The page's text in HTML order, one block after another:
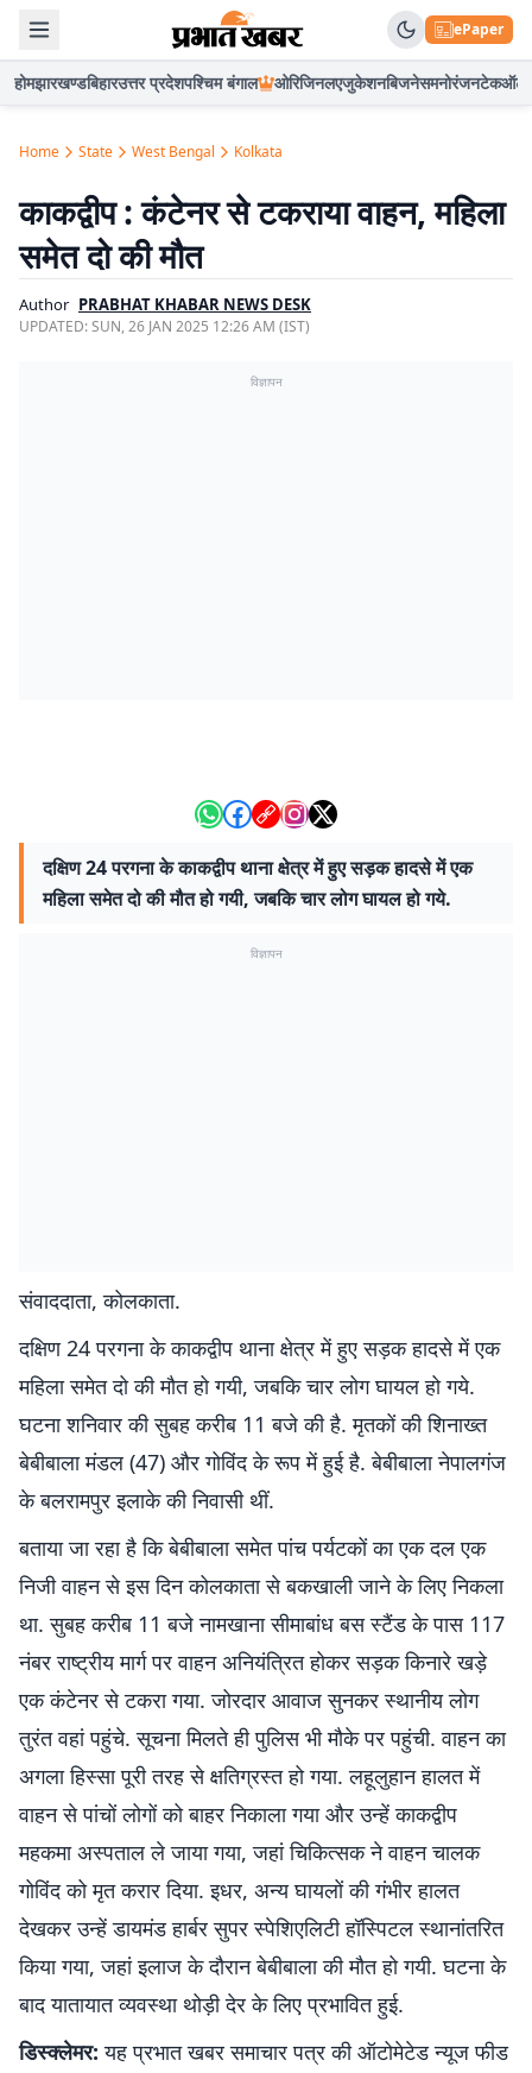
ePaper
होमझारखण्डबिहारउत्तर प्रदेशपश्चिम बंगाल ओरिजिनलएजुकेशनबिजनेसमनोरंजनटेकऑटो
Home State West Bengal Kolkata
काकद्वीप : कंटेनर से टकराया वाहन, महिला
समेत दो की मौत
Author PRABHAT KHABAR NEWS DESK
UPDATED:SUN, 26 JAN 2025 12:26 AM (IST)
विज्ञापन
दक्षिण 24 परगना के काकद्वीप थाना क्षेत्र में हुए सड़क हादसे में एक
महिला समेत दो की मौत हो गयी, जबकि चार लोग घायल हो गये.
विज्ञापन
संवाददाता, कोलकाता.
दक्षिण 24 परगना के काकद्वीप थाना क्षेत्र में हुए सड़क हादसे में एक
महिला समेत दो की मौत हो गयी, जबकि चार लोग घायल हो गये.
घटना शनिवार की सुबह करीब 11 बजे की है. मृतकों की शिनाख्त
बेबीबाला मंडल (47) और गोविंद के रूप में हुई है. बेबीबाला नेपालगंज
के बलरामपुर इलाके की निवासी थीं.
बताया जा रहा है कि बेबीबाला समेत पांच पर्यटकों का एक दल एक
निजी वाहन से इस दिन कोलकाता से बकखाली जाने के लिए निकला
था. सुबह करीब 11 बजे नामखाना सीमाबांध बस स्टैंड के पास 117
नंबर राष्ट्रीय मार्ग पर वाहन अनियंत्रित होकर सड़क किनारे खड़े
एक कंटेनर से टकरा गया. जोरदार आवाज सुनकर स्थानीय लोग
तुरंत वहां पहुंचे. सूचना मिलते ही पुलिस भी मौके पर पहुंची. वाहन का
अगला हिस्सा पूरी तरह से क्षतिग्रस्त हो गया. लहूलुहान हालत में
वाहन से पांचों लोगों को बाहर निकाला गया और उन्हें काकद्वीप
महकमा अस्पताल ले जाया गया, जहां चिकित्सक ने वाहन चालक
गोविंद को मृत करार दिया. इधर, अन्य घायलों की गंभीर हालत
देखकर उन्हें डायमंड हार्बर सुपर स्पेशिएलिटी हॉस्पिटल स्थानांतरित
किया गया, जहां इलाज के दौरान बेबीबाला की मौत हो गयी. घटना के
बाद यातायात व्यवस्था थोड़ी देर के लिए प्रभावित हुई.
डिस्क्लेमर: यह प्रभात खबर समाचार पत्र की ऑटोमेटेड न्यूज फीड